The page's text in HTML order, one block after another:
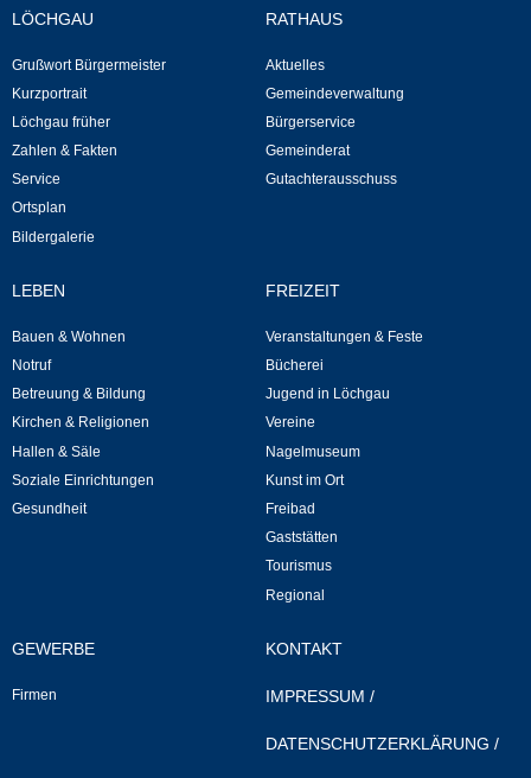
Schlepper / Traktor
Rathaus
Aktuelles
Ortsrecht
Schadensmeldungen
Bürgerservice
LÖCHGAU
Grußwort Bürgermeister
Kurzportrait
Löchgau früher
Zahlen & Fakten
Service
Ortsplan
Bildergalerie
RATHAUS
Aktuelles
Gemeindeverwaltung
Bürgerservice
Gemeinderat
Gutachterausschuss
LEBEN
Bauen & Wohnen
Notruf
Betreuung & Bildung
Kirchen & Religionen
Hallen & Säle
Soziale Einrichtungen
Gesundheit
FREIZEIT
Veranstaltungen & Feste
Bücherei
Jugend in Löchgau
Vereine
Nagelmuseum
Kunst im Ort
Freibad
Gaststätten
Tourismus
Regional
GEWERBE
Firmen
KONTAKT
IMPRESSUM /
DATENSCHUTZERKLÄRUNG /